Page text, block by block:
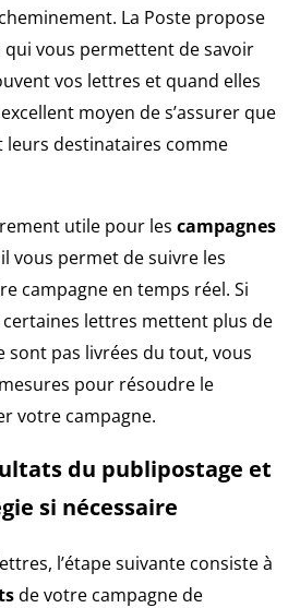
La Poste propose
qui vous permettent de savoir
vos lettres et quand elles
moyen de s’assurer que
destinataires comme
utile pour les campagnes
vous permet de suivre les
campagne en temps réel. Si
lettres mettent plus de
sont pas livrées du tout, vous
pour résoudre le
votre campagne.
du publipostage et
si nécessaire
l’étape suivante consiste à
de votre campagne de